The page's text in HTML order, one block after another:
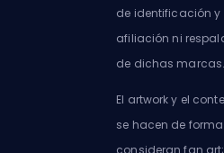
de identificación
afiliación ni
de dichas marcas.
El artwork y el
se hacen de